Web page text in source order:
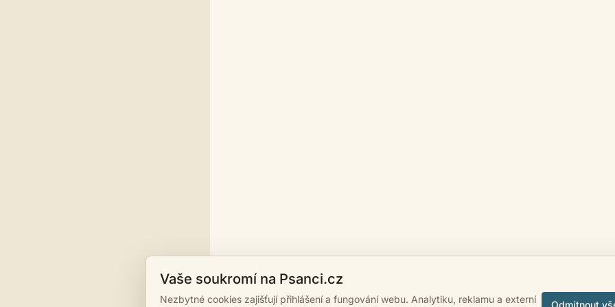
Vaše soukromí na Psanci.cz
Nezbytné cookies zajišťují přihlášení a fungování webu. Analytiku, reklamu a externí Odmítnout